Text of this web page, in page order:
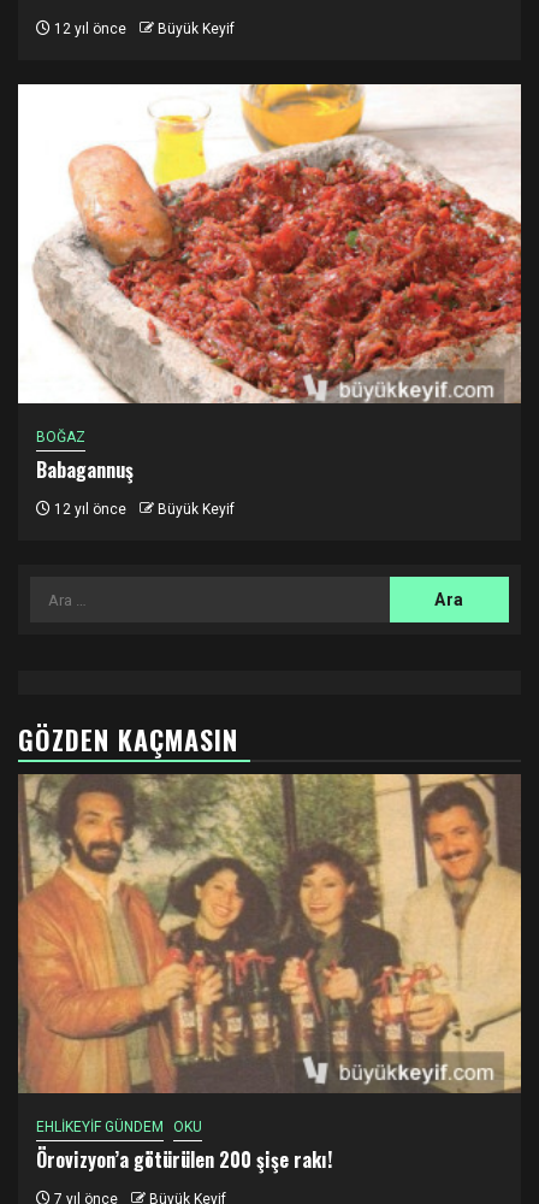
12 yıl önce Büyük Keyif
BOĞAZ
Babagannuş
12 yıl önce Büyük Keyif
Arama:
GÖZDEN KAÇMASIN
EHLİKEYİF GÜNDEM OKU
Örovizyon’a götürülen 200 şişe rakı!
7 yıl önce Büyük Keyif